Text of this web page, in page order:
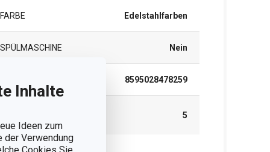
Inhalte
Ideen zum
der Verwendung
FARBE Edelstahlfarben
SPÜLMASCHINE Nein
8595028478259
JAHREN)
5